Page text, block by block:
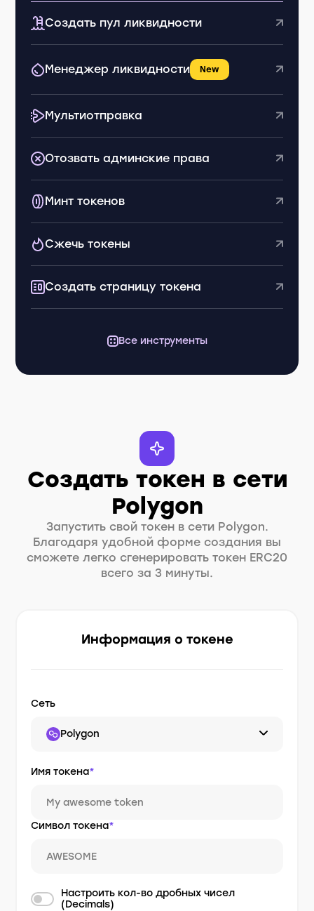
Создать пул ликвидности
Менеджер ликвидности New
Мультиотправка
Отозвать админские права
Минт токенов
Сжечь токены
Создать страницу токена
Все инструменты
Создать токен в сети
Polygon
Запустить свой токен в сети Polygon.
Благодаря удобной форме создания вы
сможете легко сгенерировать токен ERC20
всего за 3 минуты.
Информация о токене
Сеть
Polygon
Имя токена*
Символ токена*
Настроить кол-во дробных чисел
(Decimals)